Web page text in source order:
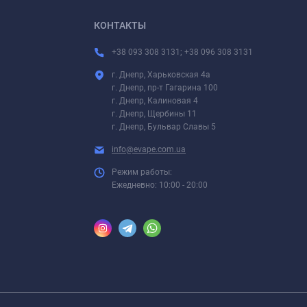
КОНТАКТЫ
+38 093 308 3131; +38 096 308 3131
г. Днепр, Харьковская 4а
г. Днепр, пр-т Гагарина 100
г. Днепр, Калиновая 4
г. Днепр, Щербины 11
г. Днепр, Бульвар Славы 5
info@evape.com.ua
Режим работы:
Ежедневно: 10:00 - 20:00